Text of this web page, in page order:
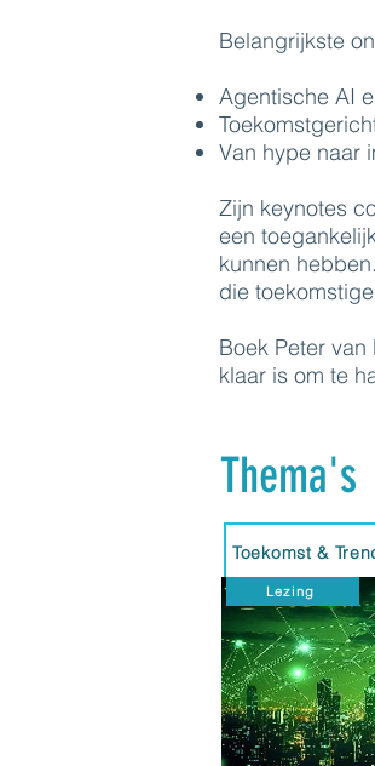
Belangrijkste
Agentische AI
Van hype naar
Zijn keynotes
een
kunnen
die
Boek Peter
klaar is om te
Thema's
Toekomst &
Lezing